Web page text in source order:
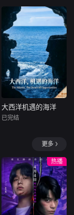
本纪录片全面展示
坦桑尼亚自然风
光、野生动物资源
及人文风情。
大西洋机遇的海洋
聚焦国王发起的“面
向大西洋倡议”及其
社会经济目标，摩
洛哥希望借助大西
洋这一自然优势、
促进国家经济发
展、扩大国际合
作、提升区域联通
大西洋机遇的海洋
已完结
更多
热播